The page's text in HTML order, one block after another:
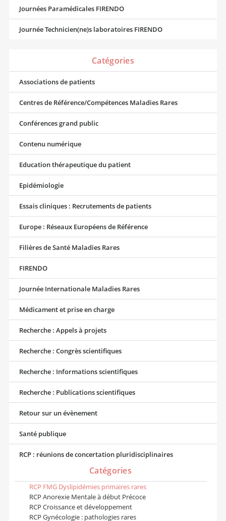
Journées Paramédicales FIRENDO
Journée Technicien(ne)s laboratoires FIRENDO
Catégories
Associations de patients
Centres de Référence/Compétences Maladies Rares
Conférences grand public
Contenu numérique
Education thérapeutique du patient
Epidémiologie
Essais cliniques : Recrutements de patients
Europe : Réseaux Européens de Référence
Filières de Santé Maladies Rares
FIRENDO
Journée Internationale Maladies Rares
Médicament et prise en charge
Recherche : Appels à projets
Recherche : Congrès scientifiques
Recherche : Informations scientifiques
Recherche : Publications scientifiques
Retour sur un évènement
Santé publique
RCP : réunions de concertation pluridisciplinaires
Catégories
RCP FMG Dyslipidémies primaires rares
RCP Anorexie Mentale à début Précoce
RCP Croissance et développement
RCP Gynécologie : pathologies rares